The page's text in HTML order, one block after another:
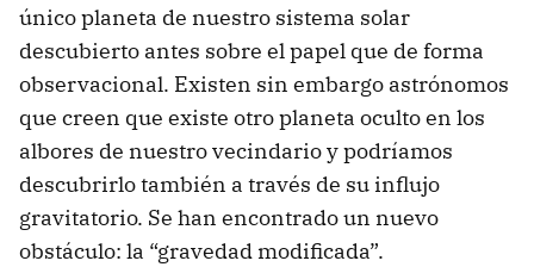
único planeta de nuestro sistema solar
descubierto antes sobre el papel que de forma
observacional. Existen sin embargo astrónomos
que creen que existe otro planeta oculto en los
albores de nuestro vecindario y podríamos
descubrirlo también a través de su influjo
gravitatorio. Se han encontrado un nuevo
obstáculo: la “gravedad modificada”.